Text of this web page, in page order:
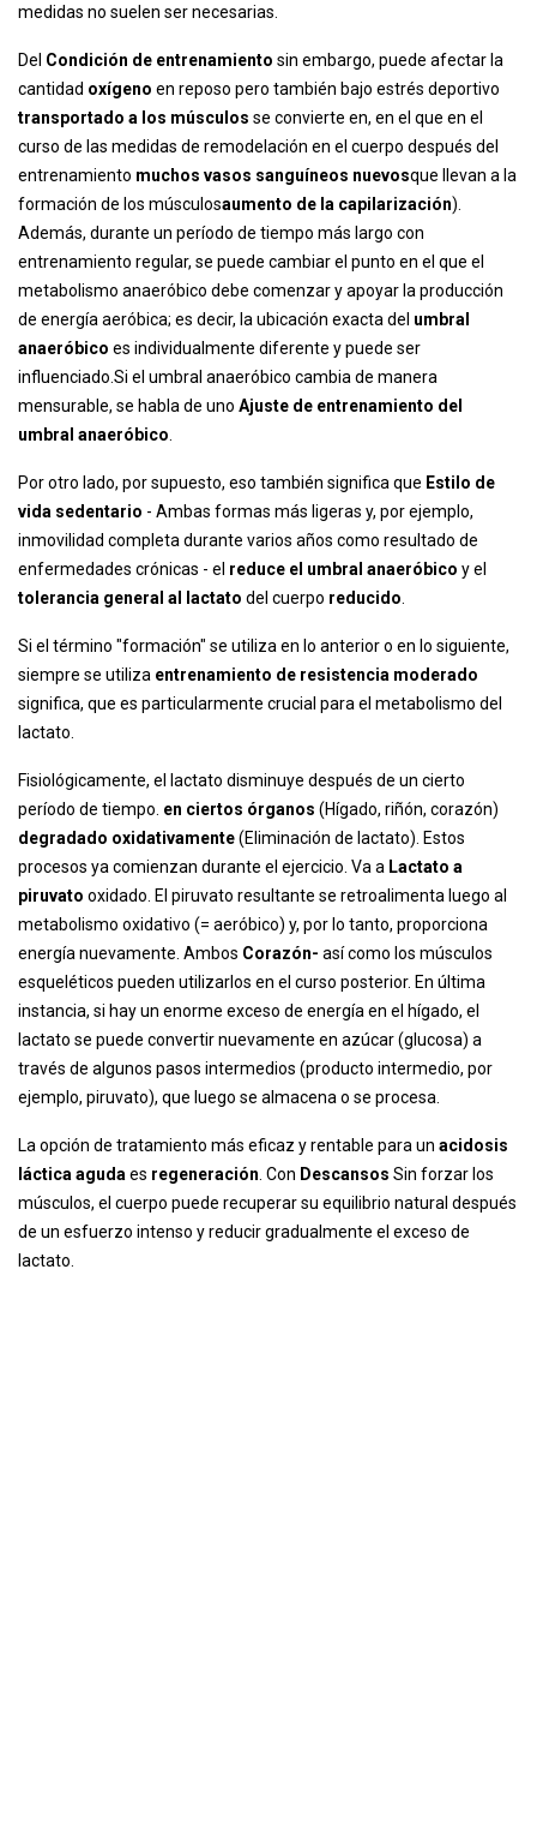
medidas no suelen ser necesarias.
Del Condición de entrenamiento sin embargo, puede afectar la
cantidad oxígeno en reposo pero también bajo estrés deportivo
transportado a los músculos se convierte en, en el que en el
curso de las medidas de remodelación en el cuerpo después del
entrenamiento muchos vasos sanguíneos nuevosque llevan a la
formación de los músculosaumento de la capilarización).
Además, durante un período de tiempo más largo con
entrenamiento regular, se puede cambiar el punto en el que el
metabolismo anaeróbico debe comenzar y apoyar la producción
de energía aeróbica; es decir, la ubicación exacta del umbral
anaeróbico es individualmente diferente y puede ser
influenciado.Si el umbral anaeróbico cambia de manera
mensurable, se habla de uno Ajuste de entrenamiento del
umbral anaeróbico
Por otro lado, por supuesto, eso también significa que Estilo de
vida sedentario - Ambas formas más ligeras y, por ejemplo,
inmovilidad completa durante varios años como resultado de
enfermedades crónicas - el reduce el umbral anaeróbico y el
tolerancia general al lactato del cuerpo reducido
Si el término "formación" se utiliza en lo anterior o en lo siguiente,
siempre se utiliza entrenamiento de resistencia moderado
significa, que es particularmente crucial para el metabolismo del
lactato.
Fisiológicamente, el lactato disminuye después de un cierto
período de tiempo. en ciertos órganos (Hígado, riñón, corazón)
degradado oxidativamente(Eliminación de lactato). Estos
procesos ya comienzan durante el ejercicio. Va a Lactato a
piruvato oxidado. El piruvato resultante se retroalimenta luego al
metabolismo oxidativo (= aeróbico) y, por lo tanto, proporciona
energía nuevamente. Ambos Corazón- así como los músculos
esqueléticos pueden utilizarlos en el curso posterior. En última
instancia, si hay un enorme exceso de energía en el hígado, el
lactato se puede convertir nuevamente en azúcar (glucosa) a
través de algunos pasos intermedios (producto intermedio, por
ejemplo, piruvato), que luego se almacena o se procesa.
La opción de tratamiento más eficaz y rentable para un acidosis
láctica aguda es regeneración . Con Descansos Sin forzar los
músculos, el cuerpo puede recuperar su equilibrio natural después
de un esfuerzo intenso y reducir gradualmente el exceso de
lactato.